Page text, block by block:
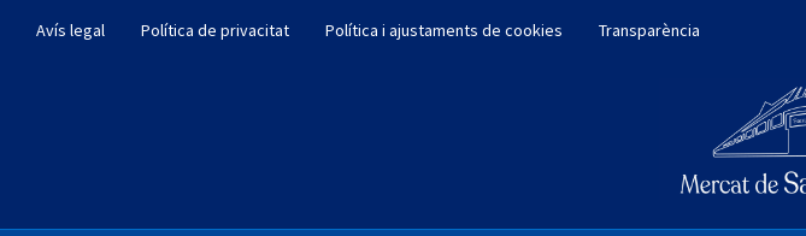
Avís legal Política de privacitat Política i ajustaments de cookies
Transparència